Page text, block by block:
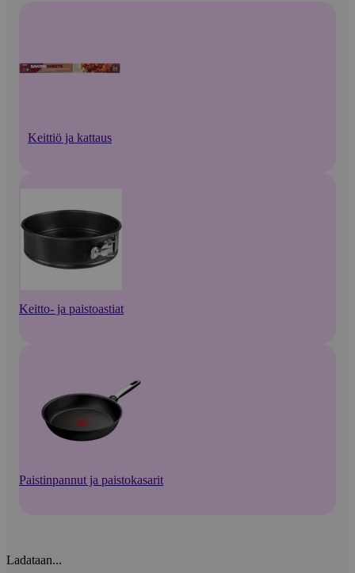
Keittiö ja kattaus
Keitto- ja paistoastiat
Paistinpannut ja paistokasarit
Ladataan...